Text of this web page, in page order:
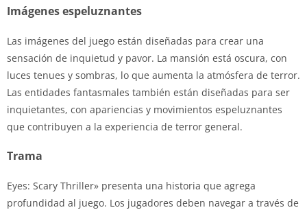
Imágenes espeluznantes
Las imágenes del juego están diseñadas para crear una
sensación de inquietud y pavor. La mansión está oscura, con
luces tenues y sombras, lo que aumenta la atmósfera de terror.
Las entidades fantasmales también están diseñadas para ser
inquietantes, con apariencias y movimientos espeluznantes
que contribuyen a la experiencia de terror general.
Trama
Eyes: Scary Thriller» presenta una historia que agrega
profundidad al juego. Los jugadores deben navegar a través de